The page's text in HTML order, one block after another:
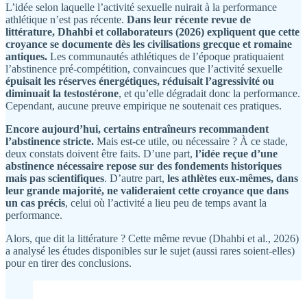
L’idée selon laquelle l’activité sexuelle nuirait à la performance
athlétique n’est pas récente. Dans leur récente revue de
littérature, Dhahbi et collaborateurs (2026) expliquent que cette
croyance se documente dès les civilisations grecque et romaine
antiques. Les communautés athlétiques de l’époque pratiquaient
l’abstinence pré-compétition, convaincues que l’activité sexuelle
épuisait les réserves énergétiques, réduisait l’agressivité ou
diminuait la testostérone, et qu’elle dégradait donc la performance.
Cependant, aucune preuve empirique ne soutenait ces pratiques.
Encore aujourd’hui, certains entraîneurs recommandent
l’abstinence stricte. Mais est-ce utile, ou nécessaire ? À ce stade,
deux constats doivent être faits. D’une part, l’idée reçue d’une
abstinence nécessaire repose sur des fondements historiques
mais pas scientifiques. D’autre part, les athlètes eux-mêmes, dans
leur grande majorité, ne valideraient cette croyance que dans
un cas précis, celui où l’activité a lieu peu de temps avant la
performance.
Alors, que dit la littérature ? Cette même revue (Dhahbi et al., 2026)
a analysé les études disponibles sur le sujet (aussi rares soient-elles)
pour en tirer des conclusions.